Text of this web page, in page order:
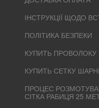
ІНСТРУКЦІЇ ЩОДО
ПОЛІТИКА БЕЗПЕКИ
КУПИТЬ ПРОВОЛОКУ
КУПИТЬ СЕТКУ
ПРОЦЕС
СІТКА РАБИЦЯ 25